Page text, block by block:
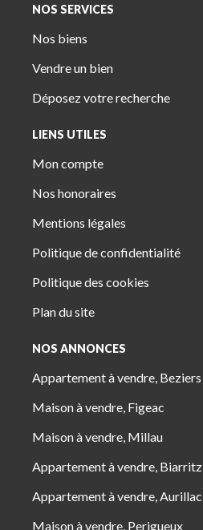
NOS SERVICES
Nos biens
Vendre un bien
Déposez votre recherche
LIENS UTILES
Mon compte
Nos honoraires
Mentions légales
Politique de confidentialité
Politique des cookies
Plan du site
NOS ANNONCES
Appartement à vendre, Beziers
Maison à vendre, Figeac
Maison à vendre, Millau
Appartement à vendre, Biarritz
Appartement à vendre, Aurillac
Maison à vendre, Perigueux